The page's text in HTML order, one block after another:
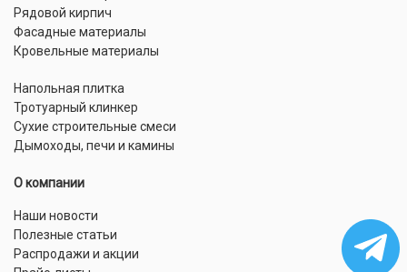
Рядовой кирпич
Фасадные материалы
Кровельные материалы
Напольная плитка
Тротуарный клинкер
Сухие строительные смеси
Дымоходы, печи и камины
О компании
Наши новости
Полезные статьи
Распродажи и акции